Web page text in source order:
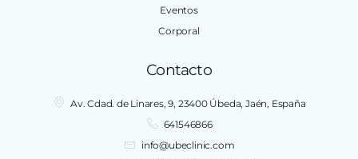
Eventos
Corporal
Contacto
Av. Cdad. de Linares, 9, 23400 Úbeda, Jaén, España
641546866
info@ubeclinic.com